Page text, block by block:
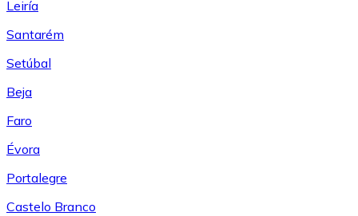
Leiría
Santarém
Setúbal
Beja
Faro
Évora
Portalegre
Castelo Branco